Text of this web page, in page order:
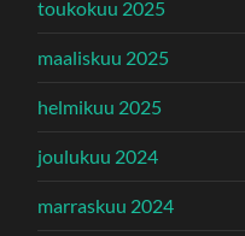
toukokuu 2025
maaliskuu 2025
helmikuu 2025
joulukuu 2024
marraskuu 2024